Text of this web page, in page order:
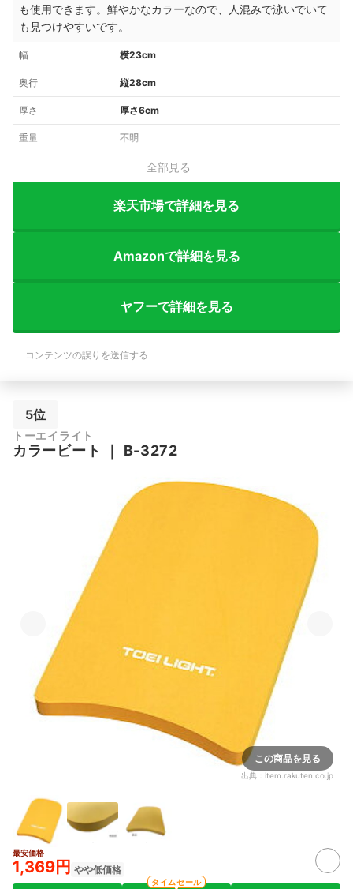
も使用できます。鮮やかなカラーなので、人混みで泳いでいて
も見つけやすいです。
幅 横23cm
奥行 縦28cm
厚さ 厚さ6cm
重量 不明
全部見る
楽天市場で詳細を見る
Amazonで詳細を見る
ヤフーで詳細を見る
コンテンツの誤りを送信する
5位
トーエイライト
カラービート B-3272
この商品を見る
出典： item.rakuten.co.jp
最安価格
1,369円 やや低価格
タイムセール